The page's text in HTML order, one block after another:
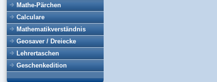
Mathe-Pärchen
Calculare
Mathematikverständnis
Geosaver / Dreiecke
Lehrertaschen
Geschenkedition